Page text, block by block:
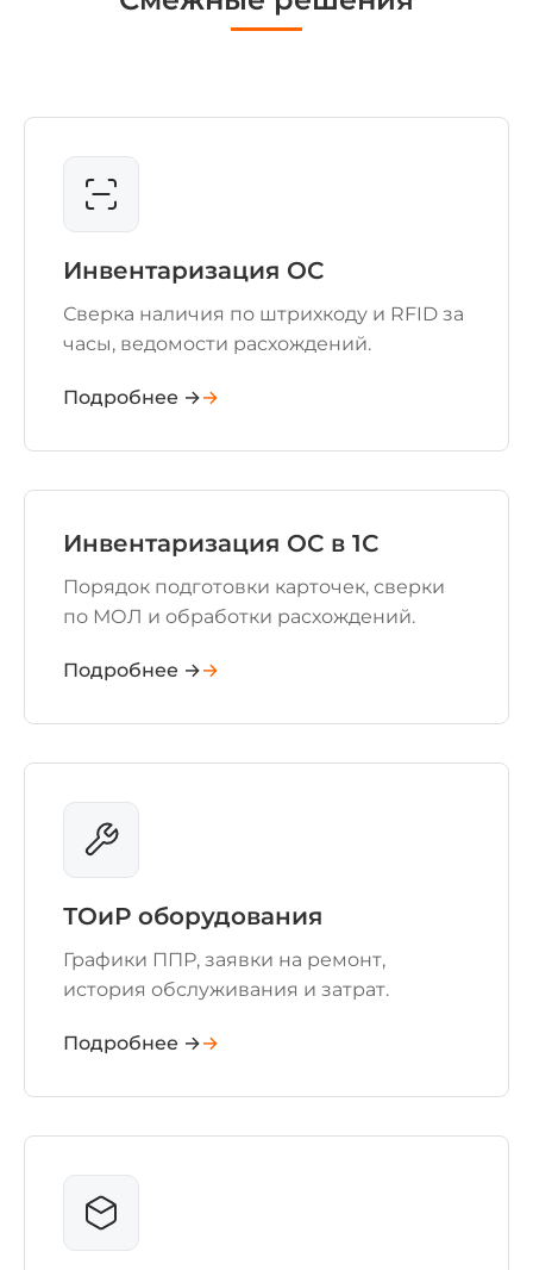
Инвентаризация ОС
Сверка наличия по штрихкоду и RFID за
часы, ведомости расхождений.
Подробнее →
Инвентаризация ОС в 1С
Порядок подготовки карточек, сверки
по МОЛ и обработки расхождений.
Подробнее →
ТОиР оборудования
Графики ППР, заявки на ремонт,
история обслуживания и затрат.
Подробнее →